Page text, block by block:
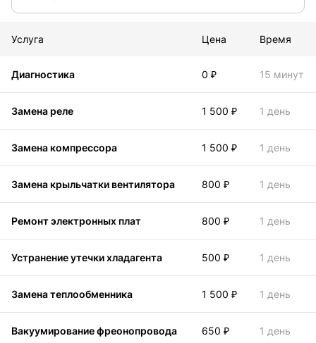
Услуга Цена Время
Диагностика 0 ₽ 15 минут
Замена реле 1 500 ₽ 1 день
Замена компрессора 1 500 ₽ 1 день
Замена крыльчатки вентилятора 800 ₽ 1 день
Ремонт электронных плат 800 ₽ 1 день
Устранение утечки хладагента 500 ₽ 1 день
Замена теплообменника 1 500 ₽ 1 день
Вакуумирование фреонопровода 650 ₽ 1 день